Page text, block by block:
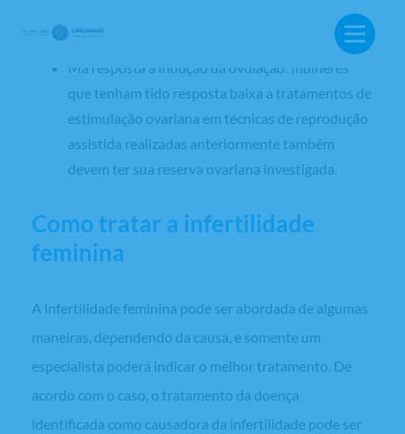
BUSCA:
isso pode ser um sinal de algum tipo de disfunção
nos ovários;
Má resposta à indução da ovulação: mulheres
que tenham tido resposta baixa a tratamentos de
estimulação ovariana em técnicas de reprodução
assistida realizadas anteriormente também
devem ter sua reserva ovariana investigada.
Como tratar a infertilidade
feminina
A infertilidade feminina pode ser abordada de algumas
maneiras, dependendo da causa, e somente um
especialista poderá indicar o melhor tratamento. De
acordo com o caso, o tratamento da doença
identificada como causadora da infertilidade pode ser